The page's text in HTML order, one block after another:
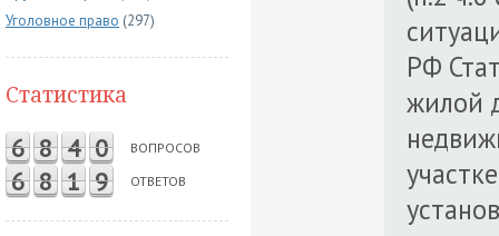
Уголовное право (297)
Статистика
6 8 4 0 ВОПРОСОВ
6 8 1 9 ОТВЕТОВ
РФ
жилой